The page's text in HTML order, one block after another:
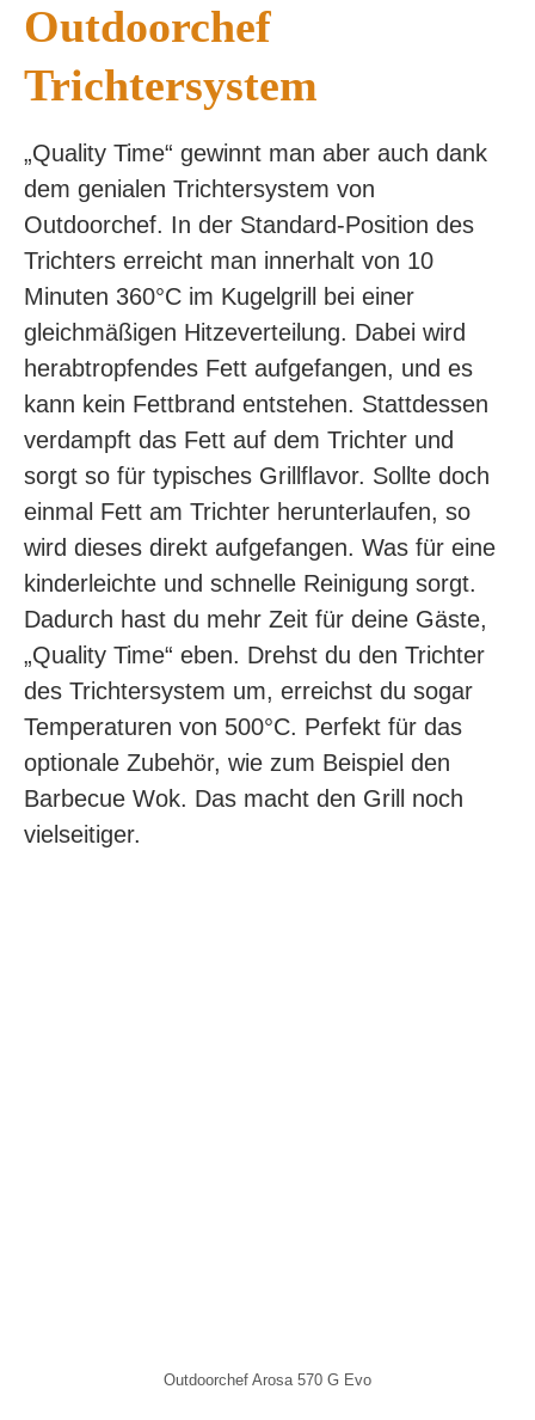
Outdoorchef
Trichtersystem
„Quality Time“ gewinnt man aber auch dank
dem genialen Trichtersystem von
Outdoorchef. In der Standard-Position des
Trichters erreicht man innerhalt von 10
Minuten 360°C im Kugelgrill bei einer
gleichmäßigen Hitzeverteilung. Dabei wird
herabtropfendes Fett aufgefangen, und es
kann kein Fettbrand entstehen. Stattdessen
verdampft das Fett auf dem Trichter und
sorgt so für typisches Grillflavor. Sollte doch
einmal Fett am Trichter herunterlaufen, so
wird dieses direkt aufgefangen. Was für eine
kinderleichte und schnelle Reinigung sorgt.
Dadurch hast du mehr Zeit für deine Gäste,
„Quality Time“ eben. Drehst du den Trichter
des Trichtersystem um, erreichst du sogar
Temperaturen von 500°C. Perfekt für das
optionale Zubehör, wie zum Beispiel den
Barbecue Wok. Das macht den Grill noch
vielseitiger.
Outdoorchef Arosa 570 G Evo